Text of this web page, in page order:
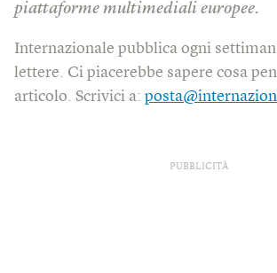
piattaforme multimediali europee.
Internazionale pubblica ogni
lettere. Ci piacerebbe sapere cosa
articolo. Scrivici a:
PUBBLICITÀ